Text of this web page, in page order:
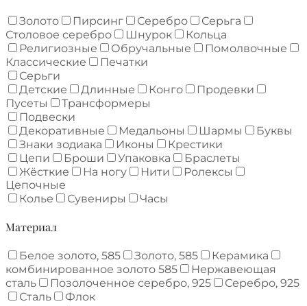
Золото Пирсинг Серебро
Серьга
Столовое серебро
Шнурок
Кольца
Религиозные
Обручальные
Помолвочные
Классические
Печатки
Серьги
Детские
Длинные Конго
Продевки
Пусеты
Трансформеры
Подвески
Декоративные
Медальоны Шармы
Буквы
Знаки зодиака
Иконы
Крестики
Цепи
Броши Упаковка
Браслеты
Жёсткие
На ногу Нити
Ролексы
Цепочные
Колье
Сувениры Часы
Материал
Белое золото, 585 Золото, 585
Керамика
комбинированное золото 585
Нержавеющая
сталь
Позолоченное серебро, 925
Серебро, 925
Сталь
Флок